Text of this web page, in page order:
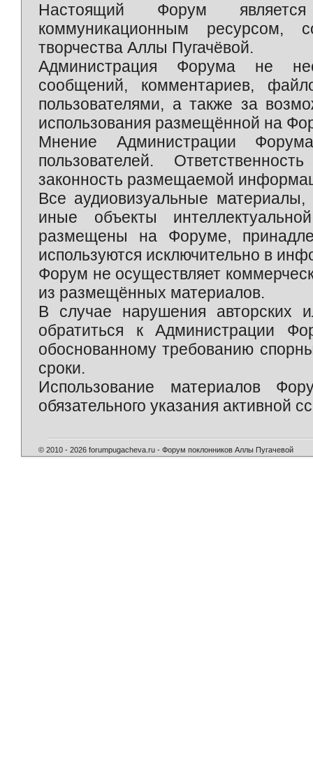
Настоящий Форум является
коммуникационным ресурсом,
творчества Аллы Пугачёвой.
Администрация Форума не
сообщений, комментариев,
пользователями, а также за
использования размещённой на
Мнение Администрации
пользователей.
законность размещаемой
Все аудиовизуальные
иные объекты
размещены на Форуме,
используются исключительно в
Форум не осуществляет
из размещённых материалов.
В случае нарушения авторских
обратиться к Администрации
обоснованному требованию
сроки.
Использование материалов
обязательного указания активной
© 2010 - 2026 forumpugacheva.ru - Форум поклонников Аллы Пугачевой